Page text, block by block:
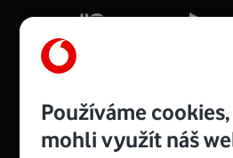
Více o COMPAL CH7465VF
Používáme
mohli využít náš